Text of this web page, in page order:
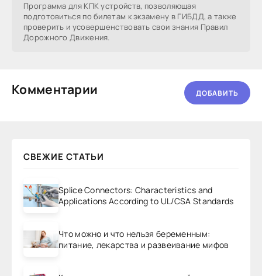
Программа для КПК устройств, позволяющая
подготовиться по билетам к экзамену в ГИБДД, а также
проверить и усовершенствовать свои знания Правил
Дорожного Движения.
Комментарии ДОБАВИТЬ
СВЕЖИЕ СТАТЬИ
Splice Connectors: Characteristics and
Applications According to UL/CSA Standards
Что можно и что нельзя беременным:
питание, лекарства и развеивание мифов